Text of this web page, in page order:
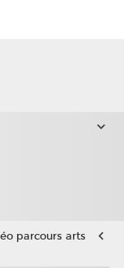
parcours arts